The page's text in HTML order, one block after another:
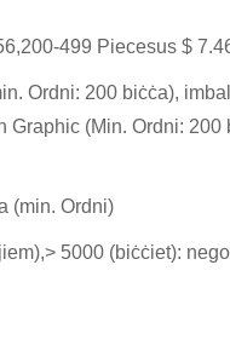
499 Piecesus $
Ordni: 200 biċċa),
Graphic (Min. Ordni: 200
(min. Ordni)
5000 (biċċiet):